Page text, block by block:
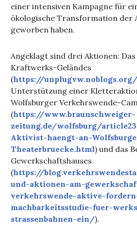
einer intensiven Kampagne für
ökologische Transformation der
geworben haben.
Angeklagt sind drei Aktionen:
Kraftwerks-Geländes
(https://
Unterstützung einer
Wolfsburger Verkehrswende-
(https://www.braunschweiger-
zeitung.de/wolfsburg/
Aktivist-haengt-an-
Theaterbruecke.html) und das
Gewerkschaftshauses
(https://
und-aktionen-am-
verkehrswende-aktive-
machbarkeitsstudie-fuer-
strassenbahnen-ein/).